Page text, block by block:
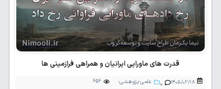
قدرت های ماورایی ایرانیان و همراهی فرازمینی ها
۱۴۰۵/۰۲/۱۸ 0
علمی-پژوهشی-
656